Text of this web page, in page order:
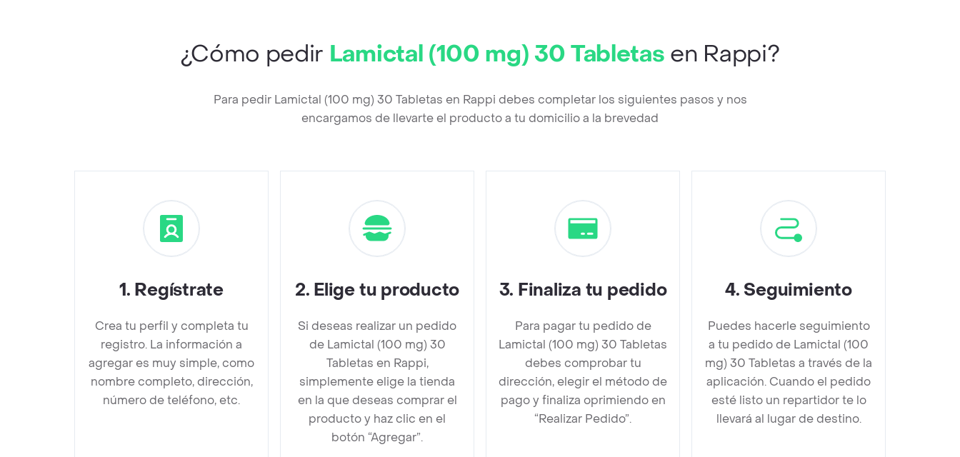
¿Cómo pedir Lamictal (100 mg) 30 Tabletas en Rappi?
Para pedir Lamictal (100 mg) 30 Tabletas en Rappi debes completar los siguientes pasos y nos
encargamos de llevarte el producto a tu domicilio a la brevedad
1. Regístrate
Crea tu perfil y completa tu
registro. La información a
agregar es muy simple, como
nombre completo, dirección,
número de teléfono, etc.
2. Elige tu producto
Si deseas realizar un pedido
de Lamictal (100 mg) 30
Tabletas en Rappi,
simplemente elige la tienda
en la que deseas comprar el
producto y haz clic en el
botón “Agregar”.
3. Finaliza tu pedido
Para pagar tu pedido de
Lamictal (100 mg) 30 Tabletas
debes comprobar tu
dirección, elegir el método de
pago y finaliza oprimiendo en
“Realizar Pedido”.
4. Seguimiento
Puedes hacerle seguimiento
a tu pedido de Lamictal (100
mg) 30 Tabletas a través de la
aplicación. Cuando el pedido
esté listo un repartidor te lo
llevará al lugar de destino.